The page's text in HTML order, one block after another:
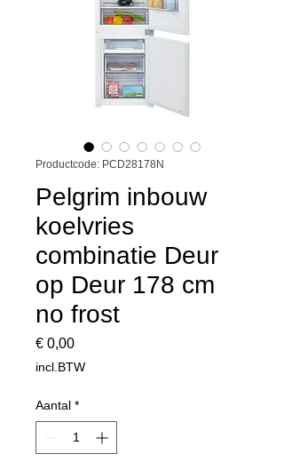
Productcode: PCD28178N
Pelgrim inbouw
koelvries
combinatie Deur
op Deur 178 cm
no frost
€ 0,00Prijs
incl.BTW
Aantal *